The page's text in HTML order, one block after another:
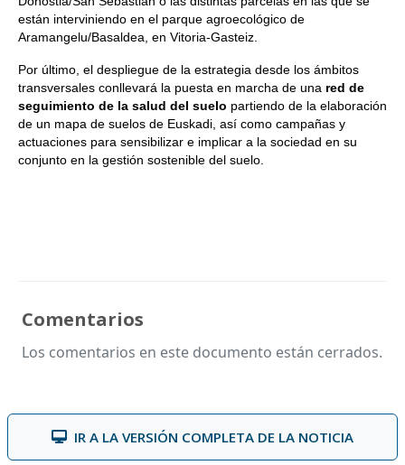
están interviniendo en el parque agroecológico de
Aramangelu/Basaldea, en Vitoria-Gasteiz.
Por último, el despliegue de la estrategia desde los ámbitos
transversales conllevará la puesta en marcha de una red de
seguimiento de la salud del suelo partiendo de la elaboración
de un mapa de suelos de Euskadi, así como campañas y
actuaciones para sensibilizar e implicar a la sociedad en su
conjunto en la gestión sostenible del suelo.
Comentarios
Los comentarios en este documento están cerrados.
IR A LA VERSIÓN COMPLETA DE LA NOTICIA